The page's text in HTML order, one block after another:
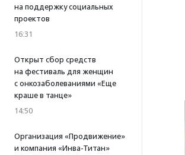
на поддержку социальных
проектов
16:31
Открыт сбор средств
на фестиваль для женщин
с онкозаболеваниями «Еще
краше в танце»
14:50
Организация «Продвижение»
и компания «Инва-Титан»